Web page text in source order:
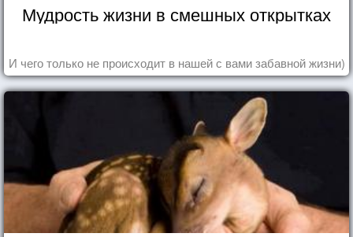
Мудрость жизни в смешных открытках
И чего только не происходит в нашей с вами забавной жизни)